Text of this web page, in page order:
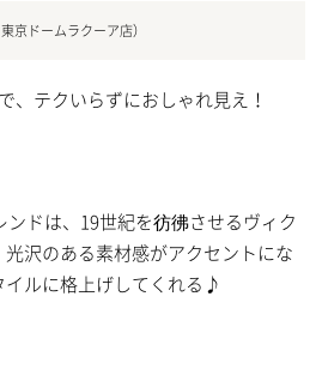
東京ドームラクーア店）
、テクいらずにおしゃれ見え！
ドは、19世紀を彷彿させるヴィク
沢のある素材感がアクセントにな
イルに格上げしてくれる♪